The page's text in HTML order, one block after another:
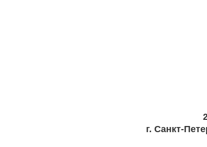
г. Санкт-